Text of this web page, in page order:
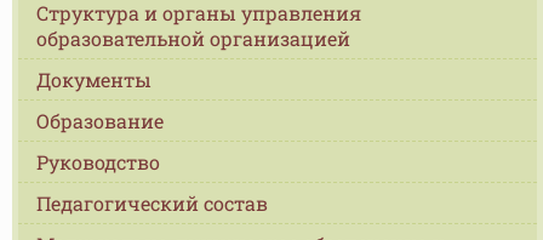
Структура и органы управления
образовательной организацией
Документы
Образование
Руководство
Педагогический состав